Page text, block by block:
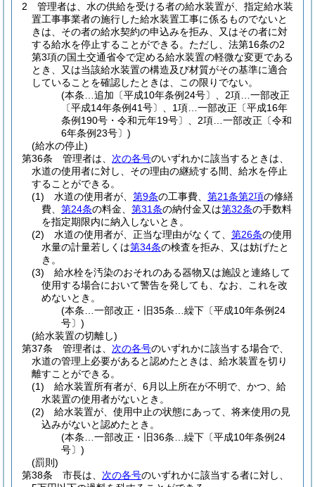
2
管理者は、水の供給を受ける者の給水装置が、指定給水装
置工事事業者の施行した給水装置工事に係るものでないと
きは、その者の給水契約の申込みを拒み、又はその者に対
する給水を停止することができる。 ただし、法第16条の2
第3項の国土交通省令で定める給水装置の軽微な変更である
とき、又は当該給水装置の構造及び材質がその基準に適合
していることを確認したときは、この限りでない。
(本条…追加〔平成10年条例24号〕、2項…一部改正
〔平成14年条例41号〕、1項…一部改正〔平成16年
条例190号・令和元年19号〕、2項…一部改正〔令和
6年条例23号〕)
(給水の停止)
第36条
管理者は、 次の各号のいずれかに該当するときは、
水道の使用者に対し、その理由の継続する間、給水を停止
することができる。
(1)
水道の使用者が、 第9条の工事費、 第21条第2項の修繕
費、 第24条の料金、 第31条の納付金又は第32条の手数料
を指定期限内に納入しないとき。
(2)
水道の使用者が、正当な理由がなくて、 第26条の使用
水量の計量若しくは第34条の検査を拒み、又は妨げたと
き。
(3)
給水栓を汚染のおそれのある器物又は施設と連絡して
使用する場合において警告を発しても、なお、これを改
めないとき。
(本条…一部改正・旧35条…繰下〔平成10年条例24
号〕)
(給水装置の切離し)
第37条
管理者は、 次の各号のいずれかに該当する場合で、
水道の管理上必要があると認めたときは、給水装置を切り
離すことができる。
(1)
給水装置所有者が、6月以上所在が不明で、かつ、給
水装置の使用者がないとき。
(2)
給水装置が、使用中止の状態にあって、将来使用の見
込みがないと認めたとき。
(本条…一部改正・旧36条…繰下〔平成10年条例24
号〕)
(罰則)
第38条
市長は、 次の各号のいずれかに該当する者に対し、